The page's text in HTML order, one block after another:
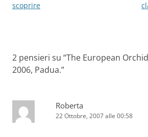
articolo
scoprire
2 pensieri su “The European
2006, Padua.”
Roberta
22 Ottobre, 2007 alle 00:58